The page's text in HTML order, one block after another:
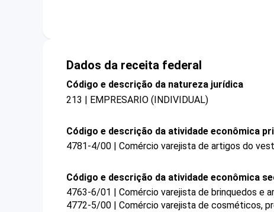
Dados da receita federal
Código e descrição da natureza jurídica
213 | EMPRESARIO (INDIVIDUAL)
Código e descrição da atividade econômica
4781-4/00 | Comércio varejista de artigos do
Código e descrição da atividade econômica
4763-6/01 | Comércio varejista de brinquedos e
4772-5/00 | Comércio varejista de cosméticos,